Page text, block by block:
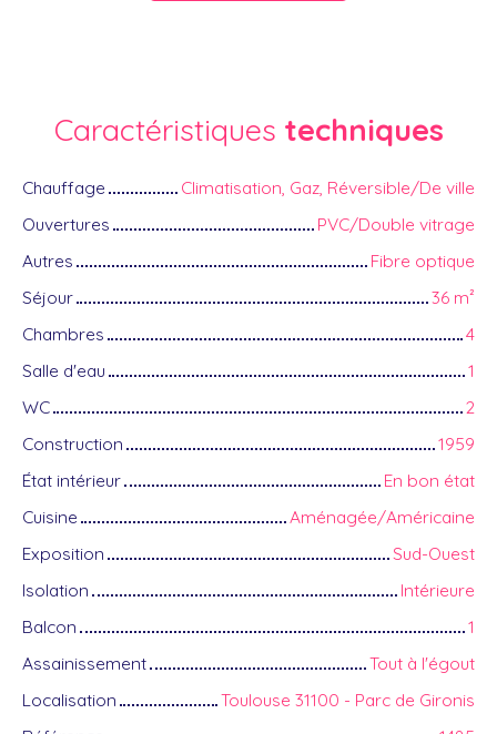
Caractéristiques techniques
Chauffage
Climatisation, Gaz, Réversible/De ville
Ouvertures
PVC/Double vitrage
Autres
Fibre optique
Séjour
36 m²
Chambres
4
Salle d'eau
1
WC
2
Construction
1959
État intérieur
En bon état
Cuisine
Aménagée/Américaine
Exposition
Sud-Ouest
Isolation
Intérieure
Balcon
1
Assainissement
Tout à l'égout
Localisation
Toulouse 31100 - Parc de Gironis